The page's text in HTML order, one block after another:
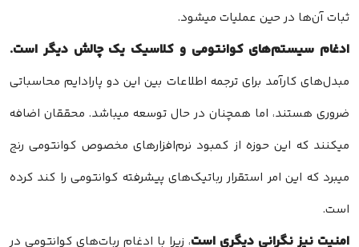
ثبات آن‌ها در حین عملیات میشود.
ادغام سیستم‌های کوانتومی و کلاسیک یک چالش دیگر است.
مبدل‌های کارآمد برای ترجمه اطلاعات بین این دو پارادایم محاسباتی
ضروری هستند، اما همچنان در حال توسعه میباشد. محققان اضافه
میکنند که این حوزه از کمبود نرم‌افزارهای مخصوص کوانتومی رنج
میبرد که این امر استقرار رباتیک‌های پیشرفته کوانتومی را کند کرده
است.
امنیت نیز نگرانی دیگری است، زیرا با ادغام ربات‌های کوانتومی در